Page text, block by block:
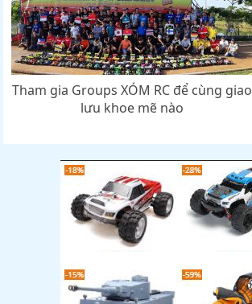
Tham gia Groups XÓM RC để cùng giao
lưu khoe mẽ nào